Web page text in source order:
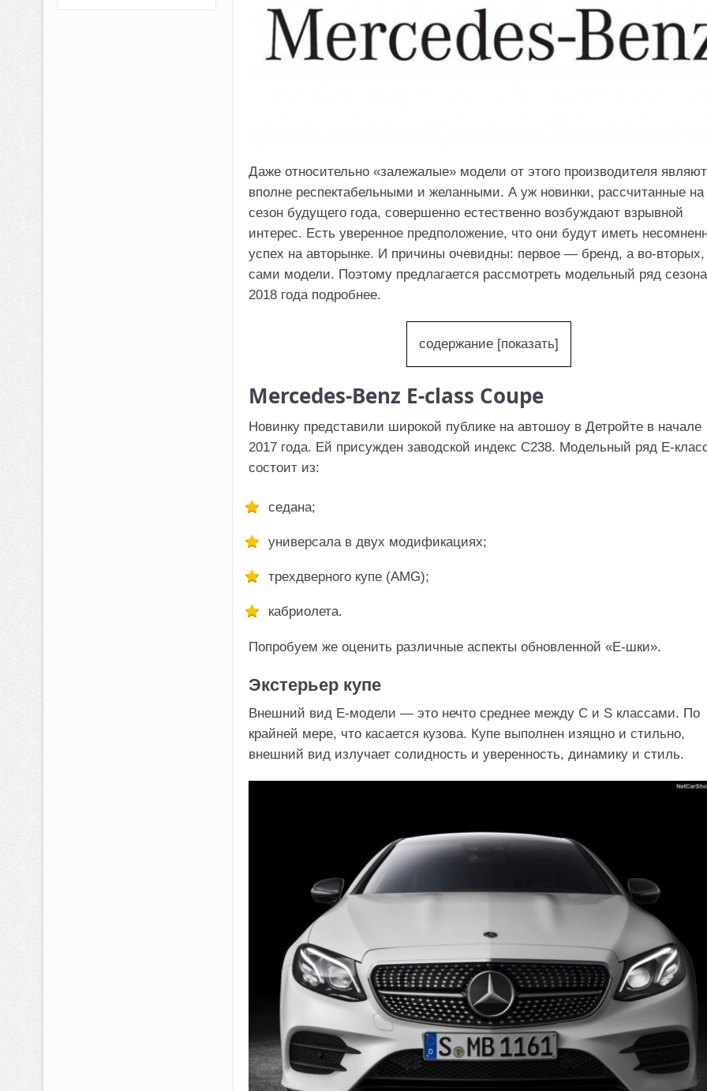
Даже относительно «залежалые» модели от этого производителя
вполне респектабельными и желанными. А уж новинки, рассчитанные на
сезон будущего года, совершенно естественно возбуждают взрывной
интерес. Есть уверенное предположение, что они будут иметь
успех на авторынке. И причины очевидны: первое — бренд, а во-
сами модели. Поэтому предлагается рассмотреть модельный ряд сезона
2018 года подробнее.
содержание [показать]
Mercedes-Benz E-class Coupe
Новинку представили широкой публике на автошоу в Детройте в начале
2017 года. Ей присужден заводской индекс С238. Модельный ряд Е-
состоит из:
седана;
универсала в двух модификациях;
трехдверного купе (AMG);
кабриолета.
Попробуем же оценить различные аспекты обновленной «Е-шки».
Экстерьер купе
Внешний вид Е-модели — это нечто среднее между С и S классами. По
крайней мере, что касается кузова. Купе выполнен изящно и стильно,
внешний вид излучает солидность и уверенность, динамику и стиль.